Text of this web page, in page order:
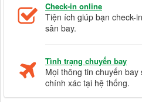
Check-in online
Tiện ích giúp bạn check-
sân bay.
Tình trạng chuyến bay
Mọi thông tin chuyến
chính xác tại hệ thống.